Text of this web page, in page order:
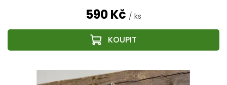
590 Kč / ks